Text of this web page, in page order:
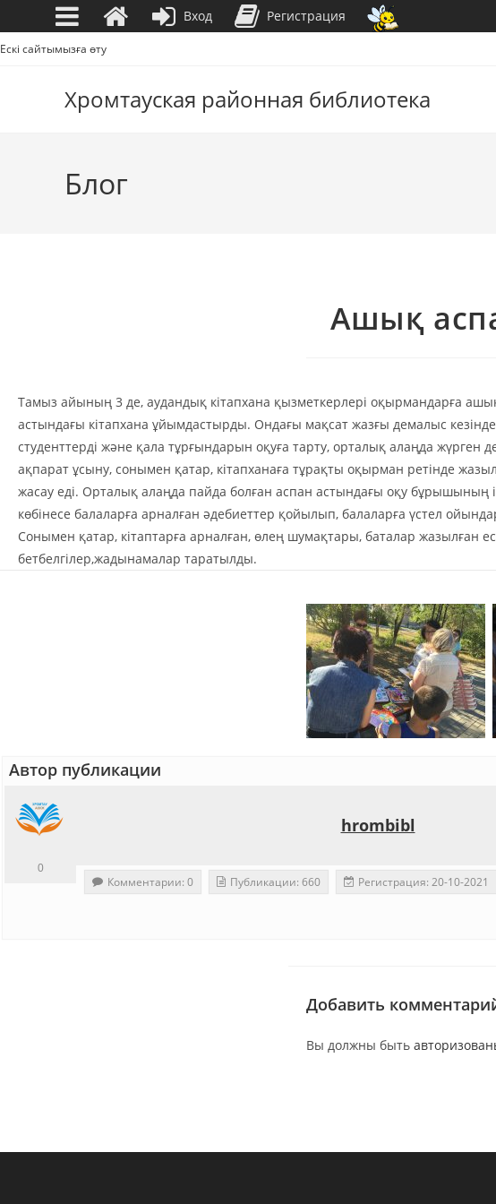
Перейти
Ескі сайтымызға өту
Хромтауская районная библиотека
Блог
Ашық
Тамыз айының 3 де, аудандық кітапхана қызметкерлері оқырмандарға
астындағы кітапхана ұйымдастырды. Ондағы мақсат жазғы демалыс
студенттерді және қала тұрғындарын оқуға тарту, орталық алаңда жүрген
ақпарат ұсыну, сонымен қатар, кітапханаға тұрақты оқырман ретінде
жасау еді. Орталық алаңда пайда болған аспан астындағы оқу бұрышының
көбінесе балаларға арналған әдебиеттер қойылып, балаларға үстел
Сонымен қатар, кітаптарға арналған, өлең шумақтары, баталар жазылған
бетбелгілер,жадынамалар таратылды.
Автор публикации
hrombibl
0
Комментарии: 0 Публикации: 660 Регистрация: 20-10-2021
Добавить
Вы должны быть
Вход Регистрация